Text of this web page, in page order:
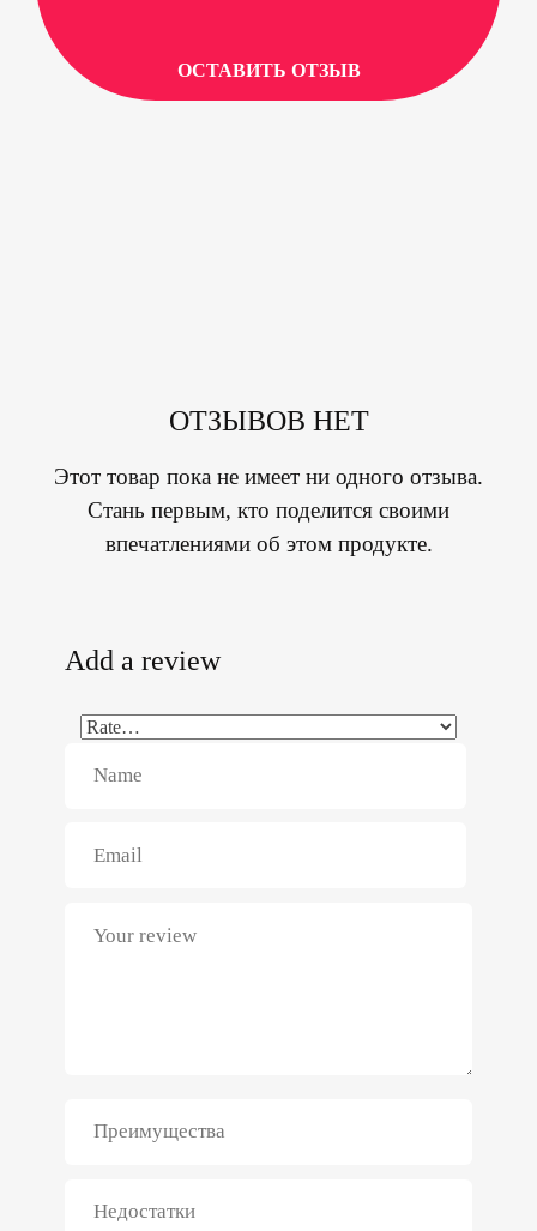
ОСТАВИТЬ ОТЗЫВ
ОТЗЫВОВ НЕТ
Этот товар пока не имеет ни одного отзыва.
Стань первым, кто поделится своими
впечатлениями об этом продукте.
Add a review